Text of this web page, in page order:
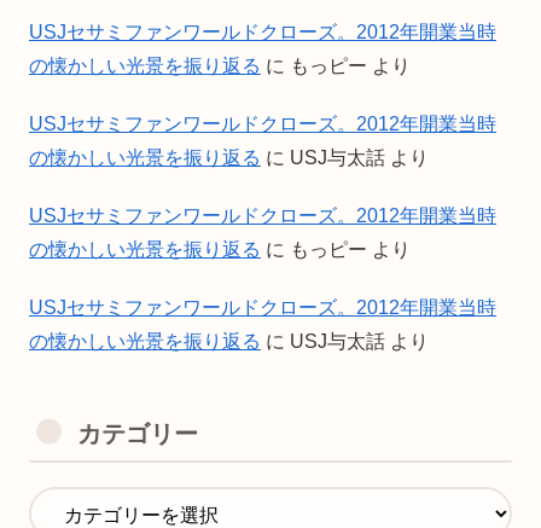
USJセサミファンワールドクローズ。2012年開業当時
の懐かしい光景を振り返る に もっピー より
USJセサミファンワールドクローズ。2012年開業当時
の懐かしい光景を振り返る に USJ与太話 より
USJセサミファンワールドクローズ。2012年開業当時
の懐かしい光景を振り返る に もっピー より
USJセサミファンワールドクローズ。2012年開業当時
の懐かしい光景を振り返る に USJ与太話 より
カテゴリー